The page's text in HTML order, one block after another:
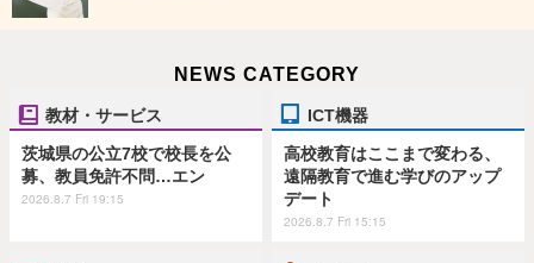
NEWS CATEGORY
教材・サービス
茨城県の公立7校で校長を公
募、教員免許不問…エン
2026.8.7 Fri 19:15
ICT機器
高校教育はここまで変わる、
遠隔教育で進む学びのアップ
デート
2026.8.7 Fri 15:15